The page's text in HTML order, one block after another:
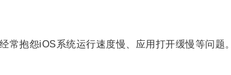
抱怨iOS系统运行速度慢、应用打开缓慢等问题。